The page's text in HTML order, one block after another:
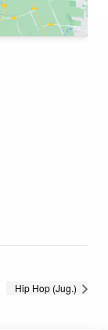
Hip Hop (Jug.)